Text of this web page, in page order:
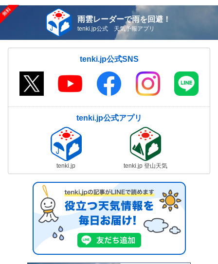
雨雲レーダーで雨を回避！
tenki.jp公式 天気予報アプリ
tenki.jp公式SNS
tenki.jp公式アプリ
tenki.jp tenki.jp 登山天気